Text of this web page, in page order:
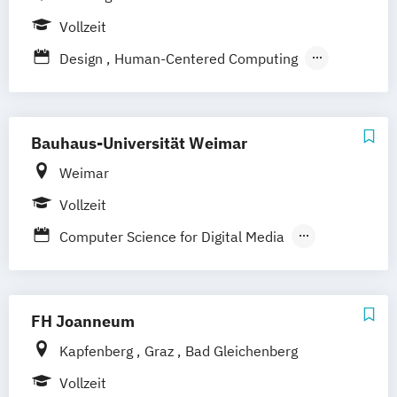
Vollzeit
Design
Human-Centered Computing
Bauhaus-Universität Weimar
Weimar
Vollzeit
Computer Science for Digital Media
Design
Media Architecture
FH Joanneum
Kapfenberg Graz
Bad Gleichenberg
Vollzeit